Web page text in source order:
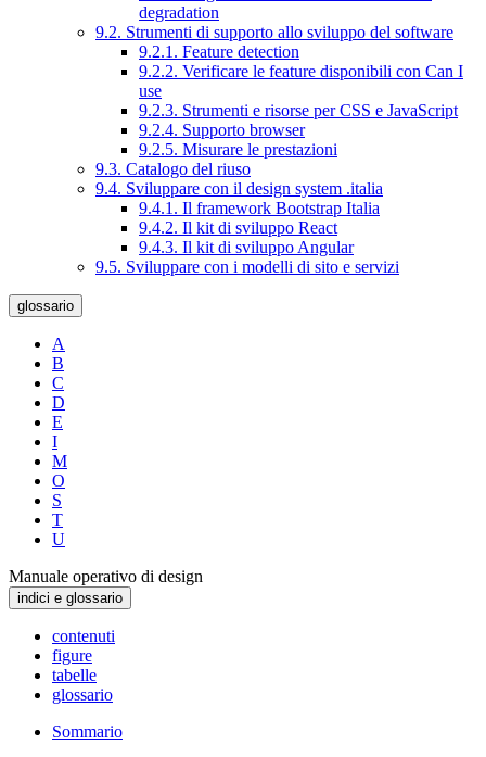
degradation
9.2. Strumenti di supporto allo sviluppo del software
9.2.1. Feature detection
9.2.2. Verificare le feature disponibili con Can I
use
9.2.3. Strumenti e risorse per CSS e JavaScript
9.2.4. Supporto browser
9.2.5. Misurare le prestazioni
9.3. Catalogo del riuso
9.4. Sviluppare con il design system .italia
9.4.1. Il framework Bootstrap Italia
9.4.2. Il kit di sviluppo React
9.4.3. Il kit di sviluppo Angular
9.5. Sviluppare con i modelli di sito e servizi
glossario
A
B
C
D
E
I
M
O
S
T
U
Manuale operativo di design
indici e glossario
contenuti
figure
tabelle
glossario
Sommario